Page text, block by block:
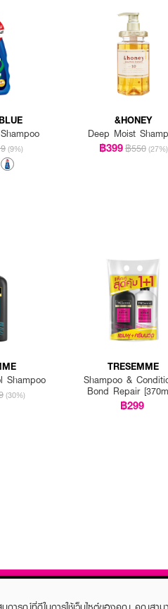
(9%)
&HONEY
Deep Moist
฿399฿550 (27%)
Shampoo
(30%)
TRESEMME
Shampoo &
Bond Repair
2pcs]
฿299